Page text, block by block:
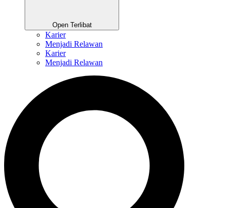
Open Terlibat
Karier
Menjadi Relawan
Karier
Menjadi Relawan